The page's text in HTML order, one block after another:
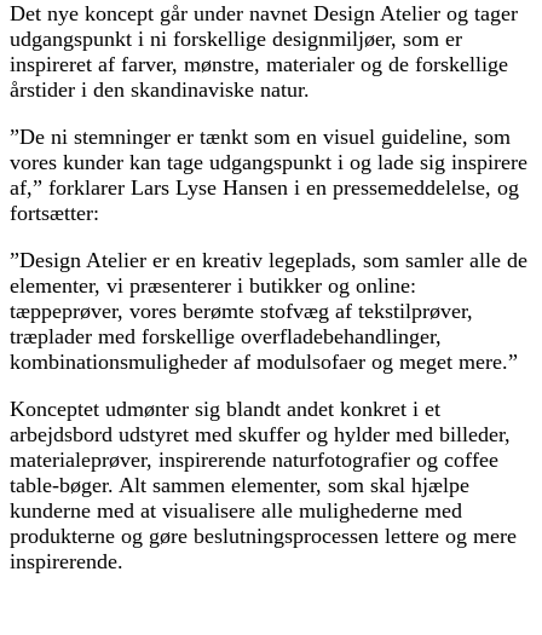
Det nye koncept går under navnet Design Atelier og tager
udgangspunkt i ni forskellige designmiljøer, som er
inspireret af farver, mønstre, materialer og de forskellige
årstider i den skandinaviske natur.
”De ni stemninger er tænkt som en visuel guideline, som
vores kunder kan tage udgangspunkt i og lade sig inspirere
af,” forklarer Lars Lyse Hansen i en pressemeddelelse, og
fortsætter:
”Design Atelier er en kreativ legeplads, som samler alle de
elementer, vi præsenterer i butikker og online:
tæppeprøver, vores berømte stofvæg af tekstilprøver,
træplader med forskellige overfladebehandlinger,
kombinationsmuligheder af modulsofaer og meget mere.”
Konceptet udmønter sig blandt andet konkret i et
arbejdsbord udstyret med skuffer og hylder med billeder,
materialeprøver, inspirerende naturfotografier og coffee
table-bøger. Alt sammen elementer, som skal hjælpe
kunderne med at visualisere alle mulighederne med
produkterne og gøre beslutningsprocessen lettere og mere
inspirerende.